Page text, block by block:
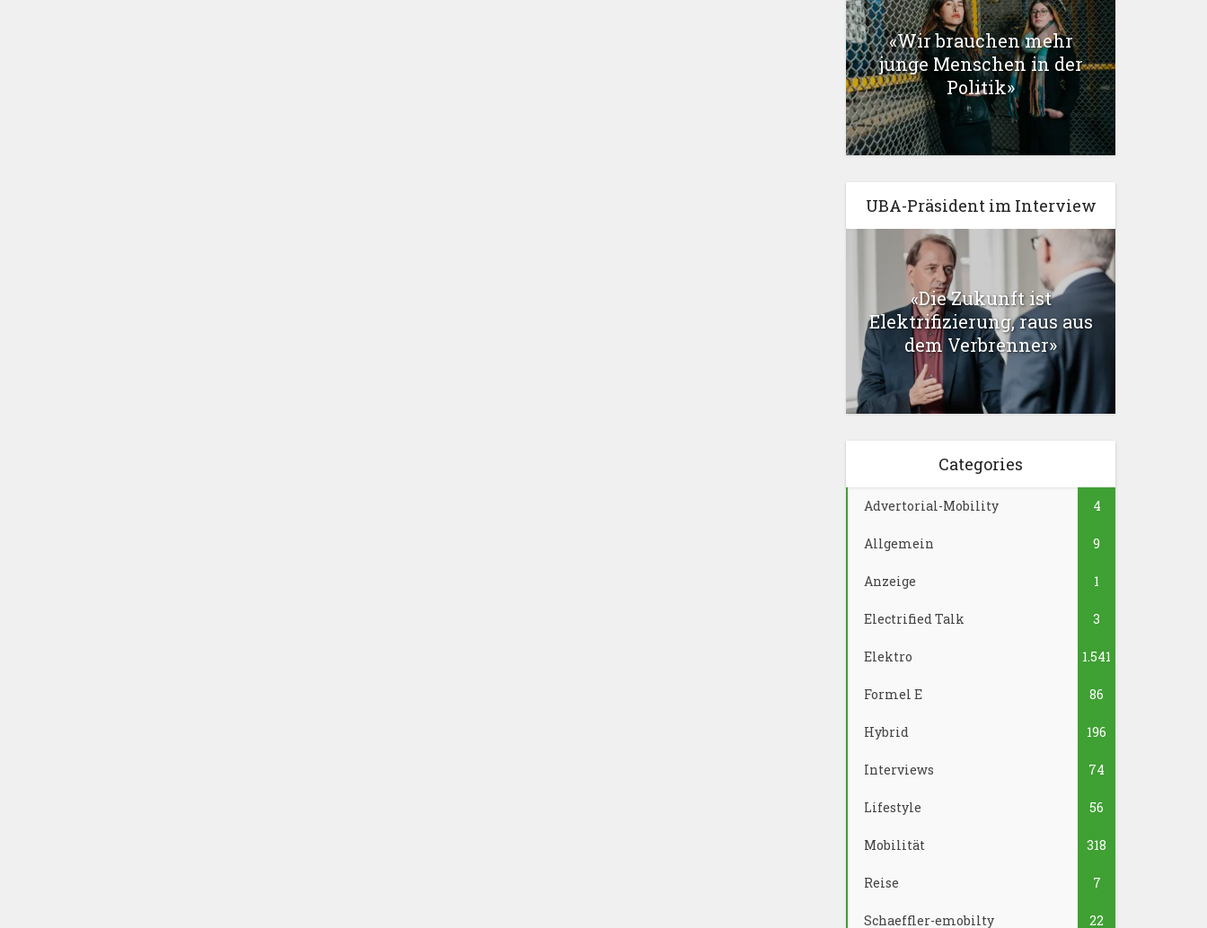
«Wir brauchen mehr
junge Menschen in der
Politik»
UBA-Präsident im Interview
«Die Zukunft ist
Elektrifizierung, raus aus
dem Verbrenner»
Categories
Advertorial-Mobility 4
Allgemein 9
Anzeige 1
Electrified Talk 3
Elektro 1.541
Formel E 86
Hybrid 196
Interviews 74
Lifestyle 56
Mobilität 318
Reise 7
Schaeffler-emobilty 22